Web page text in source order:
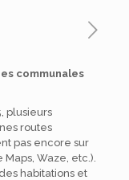
communales
plusieurs
routes
pas encore sur
Waze, etc.).
habitations et